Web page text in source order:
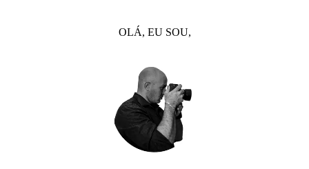
OLÁ, EU SOU,